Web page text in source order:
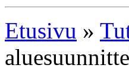
Etusivu »